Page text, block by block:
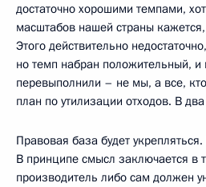
достаточно хорошими темпами,
масштабов нашей страны кажется,
Этого действительно
но темп набран положительный,
перевыполнили – не мы, а все,
план по утилизации отходов. В
Правовая база будет
В принципе смысл заключается в
производитель либо сам должен